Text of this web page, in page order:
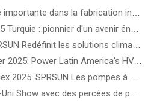
Rejoignez SPRSUN à février 2025: Power Latin America's HVAC Future!